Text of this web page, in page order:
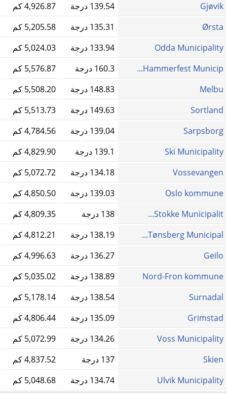
Gjøvik
139.54 درجة
4,926.87 كم
Ørsta
135.31 درجة
5,205.58 كم
Odda Municipality
133.94 درجة
5,024.03 كم
Hammerfest Municip...
160.3 درجة
5,576.87 كم
Melbu
148.83 درجة
5,508.20 كم
Sortland
149.63 درجة
5,513.73 كم
Sarpsborg
139.04 درجة
4,784.56 كم
Ski Municipality
139.1 درجة
4,829.90 كم
Vossevangen
134.18 درجة
5,072.72 كم
Oslo kommune
139.03 درجة
4,850.50 كم
Stokke Municipalit...
138 درجة
4,809.35 كم
Tønsberg Municipal...
138.19 درجة
4,812.21 كم
Geilo
136.27 درجة
4,996.63 كم
Nord-Fron kommune
138.89 درجة
5,035.02 كم
Surnadal
138.54 درجة
5,178.14 كم
Grimstad
135.09 درجة
4,806.44 كم
Voss Municipality
134.26 درجة
5,072.99 كم
Skien
137 درجة
4,837.52 كم
Ulvik Municipality
134.74 درجة 5,048.68 كم